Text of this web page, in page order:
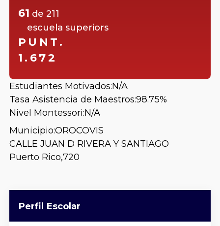
61 de211
escuela superiors
PUNT.
1.672
Estudiantes Motivados:N/A
Tasa Asistencia de Maestros:98.75%
Nivel Montessori:N/A
Municipio:OROCOVIS
CALLE JUAN D RIVERA Y SANTIAGO
Puerto Rico,720
Perfil Escolar